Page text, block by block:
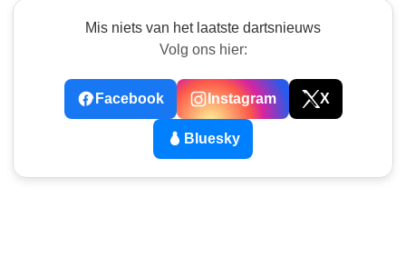
Mis niets van het laatste dartsnieuws
Volg ons hier:
Facebook Instagram X
Bluesky